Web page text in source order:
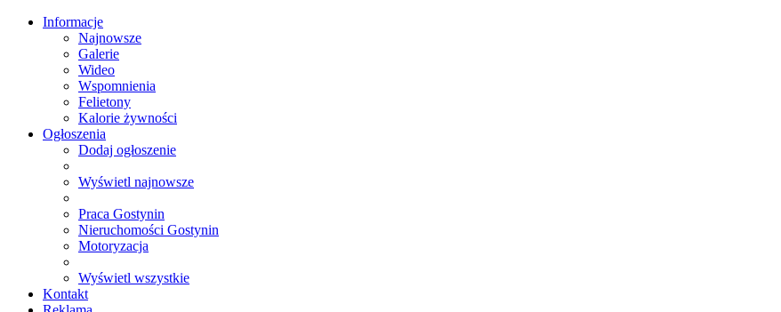
Informacje
Najnowsze
Galerie
Wideo
Wspomnienia
Felietony
Kalorie żywności
Ogłoszenia
Dodaj ogłoszenie
Wyświetl najnowsze
Praca Gostynin
Nieruchomości Gostynin
Motoryzacja
Wyświetl wszystkie
Kontakt